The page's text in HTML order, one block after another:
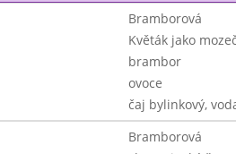
Bramborová
Květák jako
brambor
ovoce
čaj bylinkový,
Bramborová